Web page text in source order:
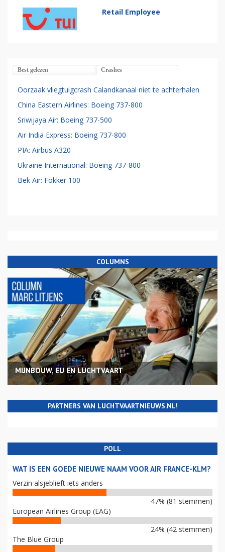
Retail Employee
Best gelezen Crashes
Oorzaak vliegtuigcrash Calandkanaal niet te achterhalen
China Eastern Airlines: Boeing 737-800
Sriwijaya Air: Boeing 737-500
Air India Express: Boeing 737-800
PIA: Airbus A320
Ukraine International: Boeing 737-800
Bek Air: Fokker 100
COLUMNS
MIJNBOUW, EU EN LUCHTVAART
PARTNERS VAN LUCHTVAARTNIEUWS.NL!
POLL
WAT IS EEN GOEDE NIEUWE NAAM VOOR AIR FRANCE-KLM?
Verzin alsjeblieft iets anders
47% (81 stemmen)
European Airlines Group (EAG)
24% (42 stemmen)
The Blue Group